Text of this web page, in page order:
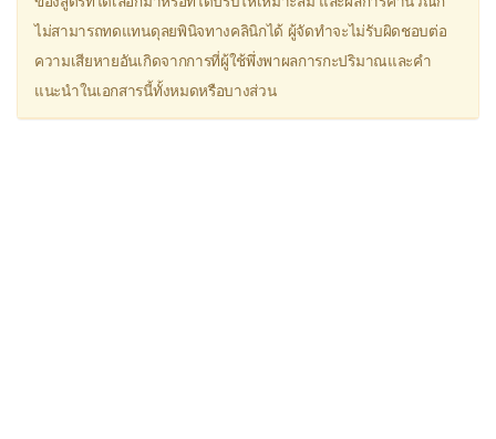
Antacid (ยาลดกรด)
Domperidone
Hyoscine
Simethicone
ไม่สามารถทดแทนดุลยพินิจทางคลินิกได้ ผู้จัดทำจะไม่รับผิดชอบต่อ
ความเสียหายอันเกิดจากการที่ผู้ใช้พึ่งพาผลการกะปริมาณและคำ
แนะนำในเอกสารนี้ทั้งหมดหรือบางส่วน